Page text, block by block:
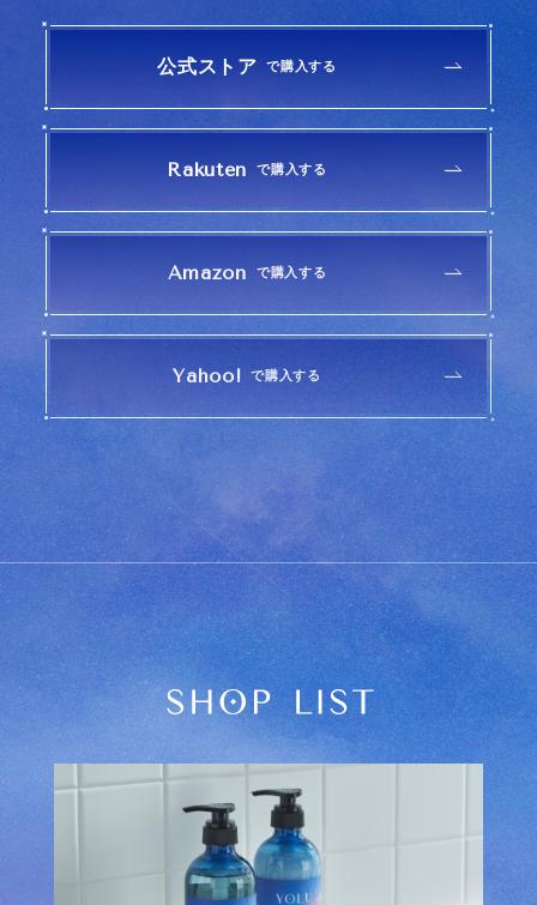
公式ストア で購入する
Rakuten で購入する
Amazon で購入する
Yahoo! で購入する